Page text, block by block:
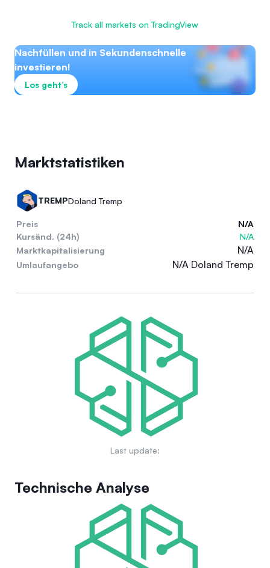
Track all markets on TradingView
Nachfüllen und in Sekundenschnelle
investieren!
Los geht’s
Marktstatistiken
TREMPDoland Tremp
Preis
N/A
Kursänd. (24h)
N/A
Marktkapitalisierung
N/A
Umlaufangebo N/A Doland Tremp
Last update:
Technische Analyse